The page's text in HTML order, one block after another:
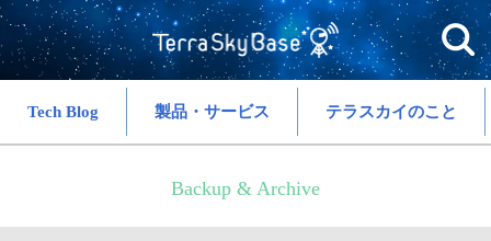
Tech Blog 製品・サービス テラスカイのこと
Backup & Archive